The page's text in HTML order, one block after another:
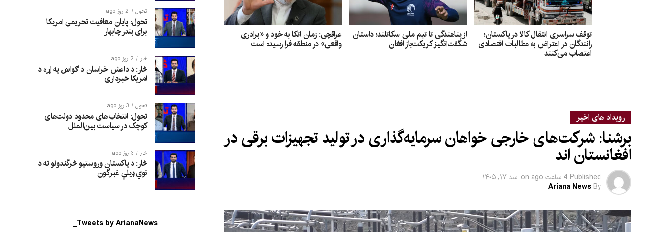
توقف سراسری انتقال کالا در پاکستان؛
رانندگان در اعتراض به مطالبات اقتصادی
اعتصاب می‌کنند
از پناهندگی تا تیم ملی اسکاتلند؛ داستان
شگفت‌انگیز کریکت‌باز افغان
عراقچی: زمان اتکا به خود و «برادری
واقعی» در منطقه فرا رسیده است
رویداد های اخیر
برشنا: شرکت‌های خارجی خواهان سرمایه‌گذاری در تولید تجهیزات برقی در
افغانستان‌ اند
Published 4 ساعت ago on اسد ۱۷, ۱۴۰۵
By
Ariana News
تحول 2 روز ago
تحول: پایان معافیت تحریمی امریکا
برای بندر چابهار
څار 2 روز ago
څار: د داعش خراسان د ګواښ په اړه د
امریکا خبرداری
تحول 3 روز ago
تحول: انتخاب‌های محدود دولت‌های
کوچک در سیاست بین‌الملل
څار 3 روز ago
څار: د پاکستان وروستیو څرگندونو ته د
نوي ډیلي غبرگون
Tweets by ArianaNews_